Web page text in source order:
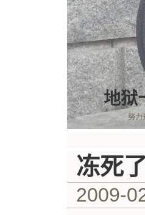
地狱
努力
冻死
2009-